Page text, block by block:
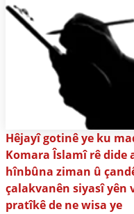
Hêjayî gotinê ye ku
Komara Îslamî rê dide
hînbûna ziman û
çalakvanên siyasî yên
pratîkê de ne wisa ye